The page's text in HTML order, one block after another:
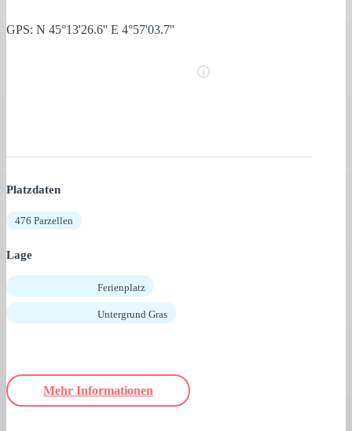
GPS: N 45°13'26.6'' E 4°57'03.7''
Platzdaten
476 Parzellen
Lage
Ferienplatz
Untergrund Gras
Mehr Informationen